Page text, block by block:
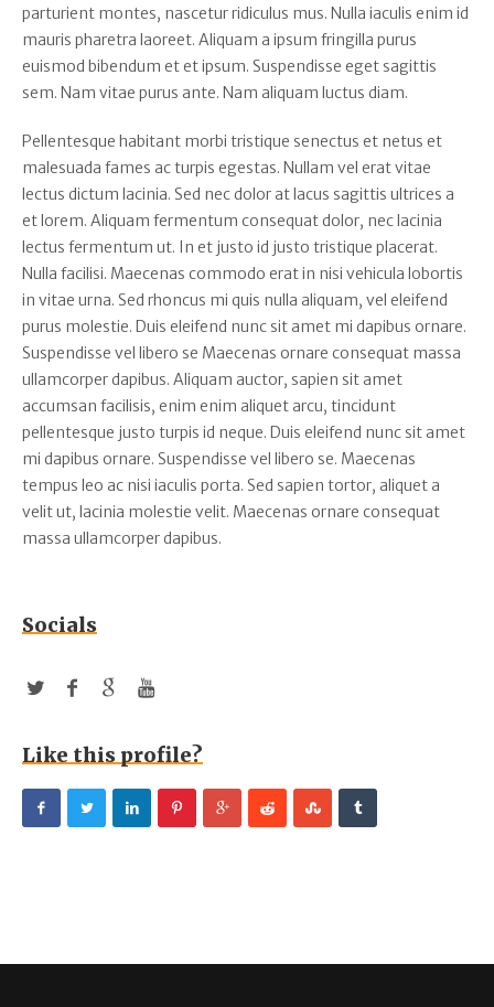
parturient montes, nascetur ridiculus mus. Nulla iaculis enim id
mauris pharetra laoreet. Aliquam a ipsum fringilla purus
euismod bibendum et et ipsum. Suspendisse eget sagittis
sem. Nam vitae purus ante. Nam aliquam luctus diam.
Pellentesque habitant morbi tristique senectus et netus et
malesuada fames ac turpis egestas. Nullam vel erat vitae
lectus dictum lacinia. Sed nec dolor at lacus sagittis ultrices a
et lorem. Aliquam fermentum consequat dolor, nec lacinia
lectus fermentum ut. In et justo id justo tristique placerat.
Nulla facilisi. Maecenas commodo erat in nisi vehicula lobortis
in vitae urna. Sed rhoncus mi quis nulla aliquam, vel eleifend
purus molestie. Duis eleifend nunc sit amet mi dapibus ornare.
Suspendisse vel libero se Maecenas ornare consequat massa
ullamcorper dapibus. Aliquam auctor, sapien sit amet
accumsan facilisis, enim enim aliquet arcu, tincidunt
pellentesque justo turpis id neque. Duis eleifend nunc sit amet
mi dapibus ornare. Suspendisse vel libero se. Maecenas
tempus leo ac nisi iaculis porta. Sed sapien tortor, aliquet a
velit ut, lacinia molestie velit. Maecenas ornare consequat
massa ullamcorper dapibus.
Socials
Like this profile?